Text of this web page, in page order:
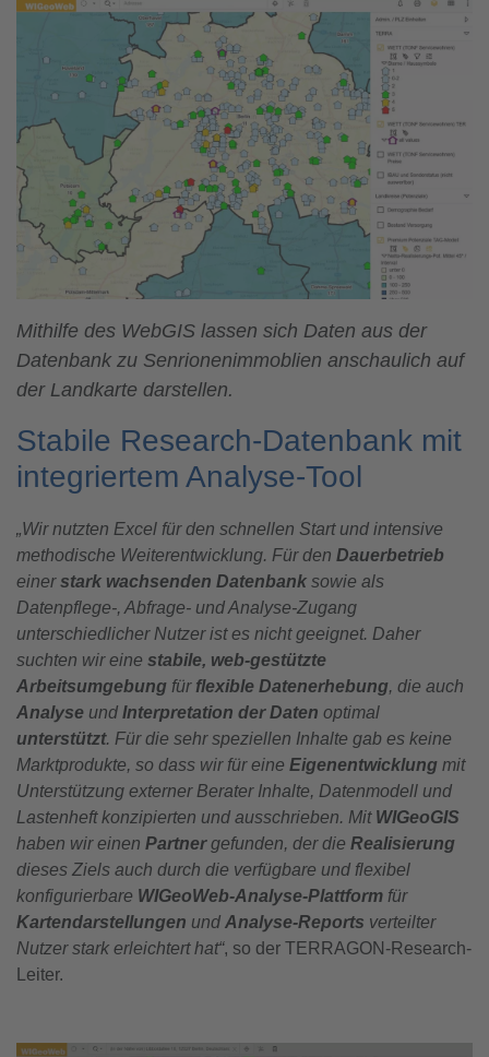
Mithilfe des WebGIS lassen sich Daten aus der
Datenbank zu Senrionenimmoblien anschaulich auf
der Landkarte darstellen.
Stabile Research-Datenbank mit
integriertem Analyse-Tool
„Wir nutzten Excel für den schnellen Start und intensive
methodische Weiterentwicklung. Für den Dauerbetrieb
einerstark wachsenden Datenbank sowie als
Datenpflege-, Abfrage- und Analyse-Zugang
unterschiedlicher Nutzer ist es nicht geeignet. Daher
suchten wir eine stabile, web-gestützte
Arbeitsumgebung für flexible Datenerhebung, die auch
Analyse und Interpretation der Daten optimal
unterstützt. Für die sehr speziellen Inhalte gab es keine
Marktprodukte, so dass wir für eine Eigenentwicklung mit
Unterstützung externer Berater Inhalte, Datenmodell und
Lastenheft konzipierten und ausschrieben. Mit WIGeoGIS
haben wir einen Partnergefunden, der die Realisierung
dieses Ziels auch durch die verfügbare und flexibel
konfigurierbare WIGeoWeb-Analyse-Plattform für
Kartendarstellungen und Analyse-Reports verteilter
Nutzer stark erleichtert hat“, so der TERRAGON-Research-
Leiter.